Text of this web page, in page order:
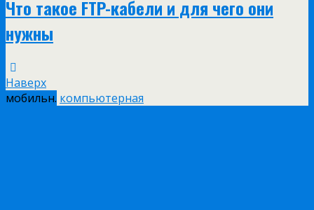
Что такое FTP-кабели и для чего они
нужны
Наверх
мобильн. компьютерная